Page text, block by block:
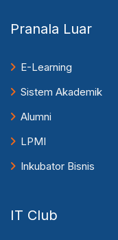
Pranala Luar
E-Learning
Sistem Akademik
Alumni
LPMI
Inkubator Bisnis
IT Club